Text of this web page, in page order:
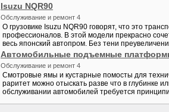
Isuzu NQR90
Обслуживание и ремонт 4
О грузовике Isuzu NQR90 говорят, что это
профессионалов. В этой модели прекрасно
весь японский автопром. Без тени
Автомобильные подъемные
Обслуживание и ремонт 4
Смотровые ямы и кустарные помосты для
раритет можно отыскать разве что в глубинке
обслуживании автомобилей требуется